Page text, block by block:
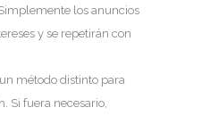
los anuncios
y se repetirán con
método distinto para
Si fuera necesario,